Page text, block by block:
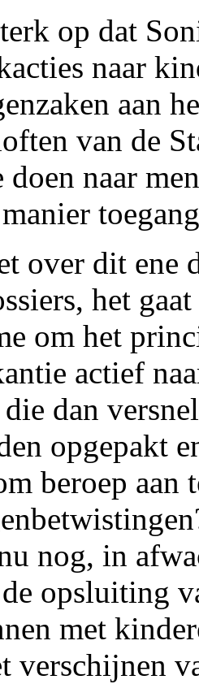
op dat
naar
aan
van de
doen naar
over dit ene
het
om het
actief
dan
opgepakt
beroep aan
nog, in
opsluiting
met
verschijnen